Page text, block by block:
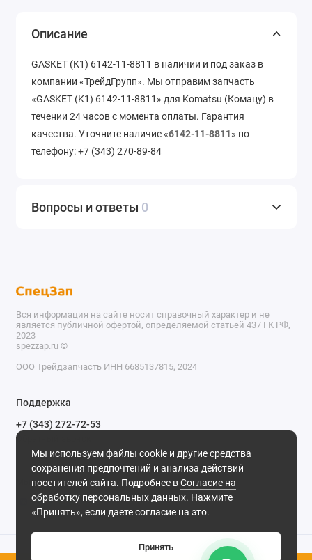
Описание
GASKET (K1) 6142-11-8811 в наличии и под заказ в
компании «ТрейдГрупп». Мы отправим запчасть
«GASKET (K1) 6142-11-8811» для Komatsu (Комацу) в
течении 24 часов с момента оплаты. Гарантия
качества. Уточните наличие «6142-11-8811» по
телефону: +7 (343) 270-89-84
Вопросы и ответы 0
Мы используем файлы cookie и другие средства
сохранения предпочтений и анализа действий
посетителей сайта. Подробнее вСогласие на
обработку персональных данных. Нажмите
«Принять», если даете согласие на это.
Принять
Вся информация на сайте носит справочный характер и не
является публичной офертой, определяемой статьей 437 ГК РФ,
2023
spezzap.ru ©️
ООО Трейдзапчасть ИНН 6685137815, 2024
Поддержка
+7 (343) 272-72-53
Обратный звонок
620030, г. Екатеринбург, ул. Карьерная, д. 14, оф. 14.
Мы в сети